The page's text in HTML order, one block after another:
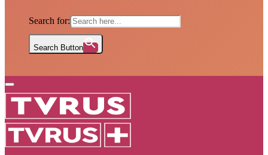
Search for:
Search Button
Primary
Menu